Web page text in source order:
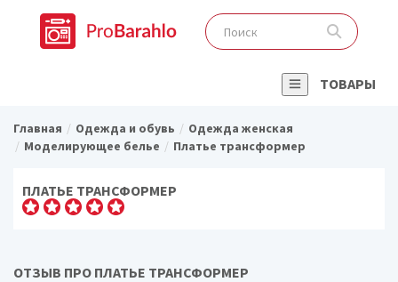
ТОВАРЫ
Главная Одежда и обувь
Одежда женская
Моделирующее белье
Платье трансформер
ПЛАТЬЕ ТРАНСФОРМЕР
ОТЗЫВ ПРО ПЛАТЬЕ ТРАНСФОРМЕР